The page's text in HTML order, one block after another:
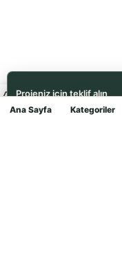
Ana Sayfa Kategoriler
Projeniz için teklif alın